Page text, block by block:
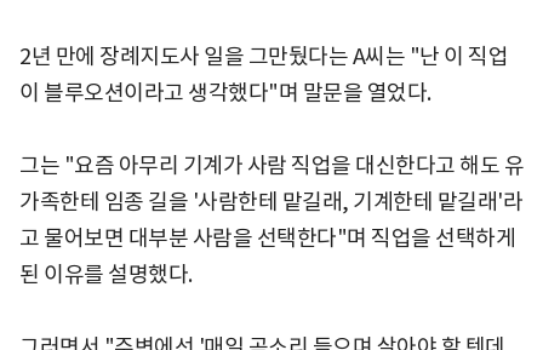
2년 만에 장례지도사 일을 그만뒀다는 A씨는 "난 이 직업
이 블루오션이라고 생각했다"며 말문을 열었다.
그는 "요즘 아무리 기계가 사람 직업을 대신한다고 해도 유
가족한테 임종 길을 '사람한테 맡길래, 기계한테 맡길래'라
고 물어보면 대부분 사람을 선택한다"며 직업을 선택하게
된 이유를 설명했다.